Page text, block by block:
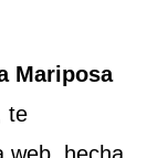
Mariposa
te